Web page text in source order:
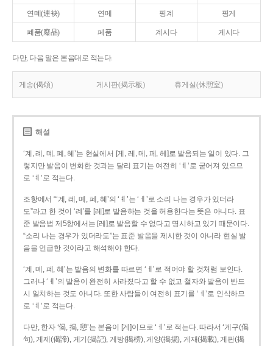
연몌(連袂) 연메 핑계 핑게
폐품(廢品) 페품 계시다 게시다
다만, 다음 말은 본음대로 적는다.
게송(偈頌) 게시판(揭示板) 휴게실(休憩室)
해설
‘계, 례, 몌, 폐, 혜’는 현실에서 [게, 레, 메, 페, 헤]로 발음되는 일이 있다. 그
렇지만 발음이 변화한 것과는 달리 표기는 여전히 ‘ㅖ’로 굳어져 있으므
로 ‘ㅖ’로 적는다.
조항에서 “‘계, 례, 몌, 폐, 혜’의 ‘ㅖ’는 ‘ㅔ’로 소리 나는 경우가 있더라
도”라고 한 것이 ‘례’를 [레]로 발음하는 것을 허용한다는 뜻은 아니다. 표
준 발음법 제5항에서는 [레]로 발음할 수 없다고 명시하고 있기 때문이다.
“소리 나는 경우가 있더라도”는 표준 발음을 제시한 것이 아니라 현실 발
음을 언급한 것이라고 해석해야 한다.
‘계, 몌, 폐, 혜’는 발음의 변화를 따르면 ‘ㅔ’로 적어야 할 것처럼 보인다.
그러나 ‘ㅖ’의 발음이 완전히 사라졌다고 할 수 없고 철자와 발음이 반드
시 일치하는 것도 아니다. 또한 사람들이 여전히 표기를 ‘ㅖ’로 인식하므
로 ‘ㅖ’로 적는다.
다만, 한자 ‘偈, 揭, 憩’는 본음이 [게]이므로 ‘ㅔ’로 적는다. 따라서 ‘게구(偈
句), 게제(偈諦), 게기(揭記), 게방(揭榜), 게양(揭揚), 게재(揭載), 게판(揭